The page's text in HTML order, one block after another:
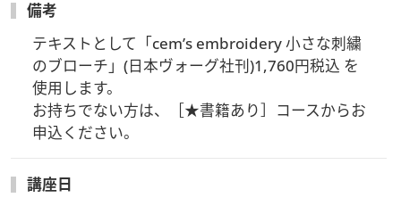
備考
テキストとして「cem’s embroidery 小さな刺繍
のブローチ」(日本ヴォーグ社刊)1,760円税込 を
使用します。
お持ちでない方は、［★書籍あり］コースからお
申込ください。
講座日